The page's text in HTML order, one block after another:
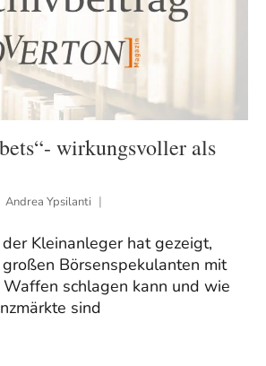
wirkungsvoller als
Andrea Ypsilanti
Kleinanleger hat gezeigt,
Börsenspekulanten mit
schlagen kann und wie
sind